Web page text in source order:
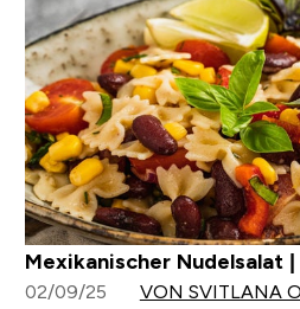
Mexikanischer Nudelsalat
02/09/25 VON SVITLANA